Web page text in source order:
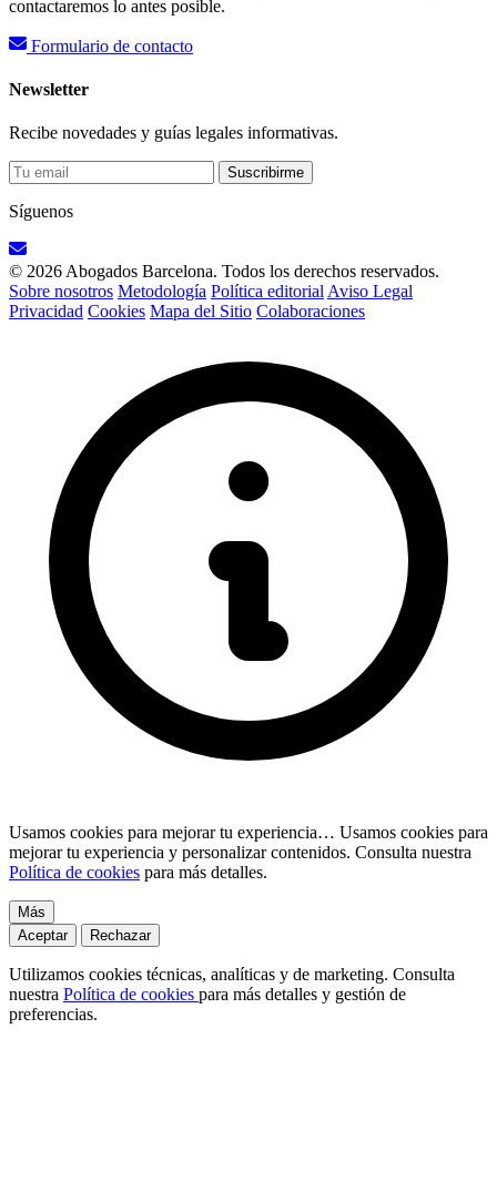
contactaremos lo antes posible.
Formulario de contacto
Newsletter
Recibe novedades y guías legales informativas.
Suscribirme
Síguenos
© 2026 Abogados Barcelona. Todos los derechos reservados.
Sobre nosotros Metodología Política editorial Aviso Legal
Privacidad Cookies Mapa del Sitio Colaboraciones
Usamos cookies para mejorar tu experiencia… Usamos cookies para
mejorar tu experiencia y personalizar contenidos. Consulta nuestra
Política de cookies para más detalles.
Más
Aceptar
Rechazar
Utilizamos cookies técnicas, analíticas y de marketing. Consulta
nuestra Política de cookies para más detalles y gestión de
preferencias.